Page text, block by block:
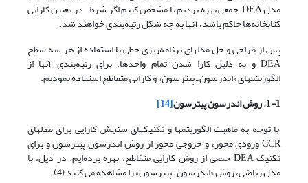
مدل DEA جمعی بهره بردیم تا مشخص کنیم اگر شرط در تعیین کارایی
کتابخانه‌ها حاکم باشد، آنها به چه شکل رتبه‌بندی خواهند شد.
پس از طراحی و حل مدلهای برنامه‌ریزی خطی با استفاده از هر سه سطح
DEA و به دلیل کارا شدن تمام واحدها، برای رتبه‌بندی آنها از
الگوریتمهای «اندرسون ـ پیترسون» و کارایی متقاطع استفاده نمودیم.
1-1. روش اندرسون پیترسون
[14]
با توجه به ماهیت الگوریتمها و تکنیکهای سنجش کارایی برای مدلهای
CCR ورودی محور، و خروجی محور از روش اندرسون پیترسون و برای
تکنیک DEA جمعی از روش کارایی متقاطع، بهره برده‌ایم. در ذیل، با
مدل ریاضی، روش «اندرسون ـ پیترسون» را مشاهده می کنید (4).